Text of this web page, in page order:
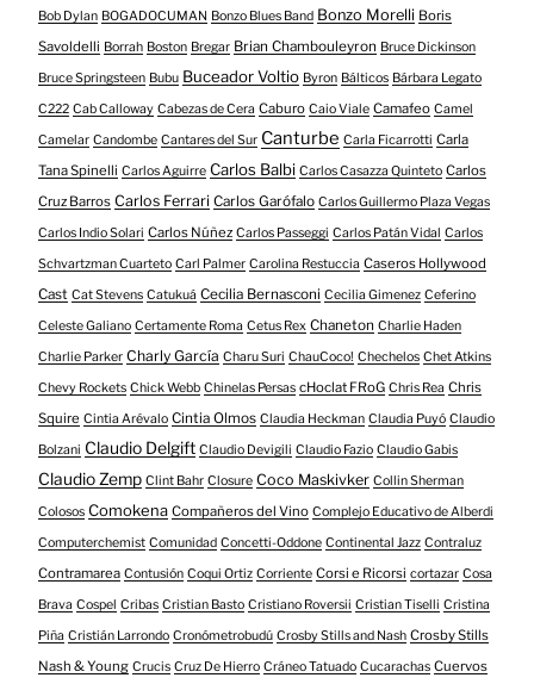
Bob Dylan BOGADOCUMAN Bonzo Blues Band Bonzo Morelli Boris
Savoldelli Borrah Boston Bregar Brian Chambouleyron Bruce Dickinson
Bruce Springsteen Bubu Buceador Voltio Byron Bálticos Bárbara Legato
C222 Cab Calloway Cabezas de Cera Caburo Caio Viale Camafeo Camel
Camelar Candombe Cantares del Sur Canturbe Carla Ficarrotti Carla
Tana Spinelli Carlos Aguirre Carlos Balbi Carlos Casazza Quinteto Carlos
Cruz Barros Carlos Ferrari Carlos Garófalo Carlos Guillermo Plaza Vegas
Carlos Indio Solari Carlos Núñez Carlos Passeggi Carlos Patán Vidal Carlos
Schvartzman Cuarteto Carl Palmer Carolina Restuccia Caseros Hollywood
Cast Cat Stevens Catukuá Cecilia Bernasconi Cecilia Gimenez Ceferino
Celeste Galiano Certamente Roma Cetus Rex Chaneton Charlie Haden
Charlie Parker Charly García Charu Suri ChauCoco! Chechelos Chet Atkins
Chevy Rockets Chick Webb Chinelas Persas cHoclat FRoG Chris Rea Chris
Squire Cintia Arévalo Cintia Olmos Claudia Heckman Claudia Puyó Claudio
Bolzani Claudio Delgift Claudio Devigili Claudio Fazio Claudio Gabis
Claudio Zemp Clint Bahr Closure Coco Maskivker Collin Sherman
Colosos Comokena Compañeros del Vino Complejo Educativo de Alberdi
Computerchemist Comunidad Concetti-Oddone Continental Jazz Contraluz
Contramarea Contusión Coqui Ortiz Corriente Corsi e Ricorsi cortazar Cosa
Brava Cospel Cribas Cristian Basto Cristiano Roversii Cristian Tiselli Cristina
Piña Cristián Larrondo Cronómetrobudú Crosby Stills and Nash Crosby Stills
Nash & Young Crucis Cruz De Hierro Cráneo Tatuado Cucarachas Cuervos